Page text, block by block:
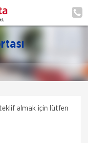
teklif almak için lütfen